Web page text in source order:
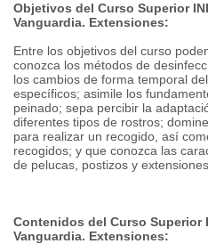
Objetivos del Curso Superior
Vanguardia. Extensiones:
Entre los objetivos del curso
conozca los métodos de
los cambios de forma temporal
específicos; asimile los
peinado; sepa percibir la
diferentes tipos de rostros;
para realizar un recogido, así
recogidos; y que conozca las
de pelucas, postizos y extensiones.
Contenidos del Curso Superior
Vanguardia. Extensiones: